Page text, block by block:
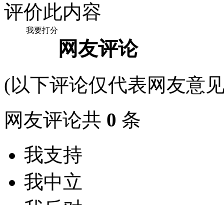
评价此内容
我要打分
网友评论
(以下评论仅代表网友意
网友评论共 0 条
我支持
我中立